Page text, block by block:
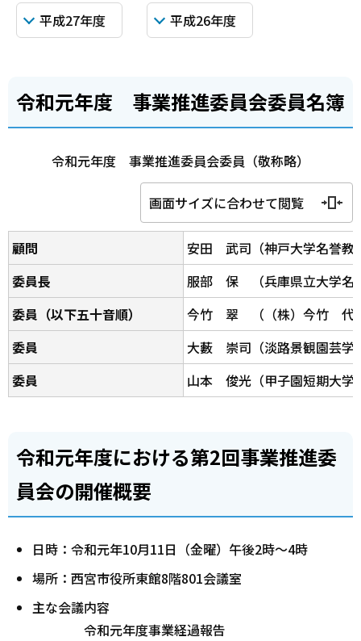
平成27年度 平成26年度
令和元年度 事業推進委員会委員名簿
令和元年度 事業推進委員会委員（敬称略）
画面サイズに合わせて閲覧
顧問
安田 武司（神戸大学名誉教
委員長
服部 保 （兵庫県立大学名
委員（以下五十音順）
今竹 翠 （（株）今竹 代
委員
大藪 崇司（淡路景観園芸学
委員
山本 俊光（甲子園短期大学
令和元年度における第2回事業推進委
員会の開催概要
日時：令和元年10月11日（金曜）午後2時～4時
場所：西宮市役所東館8階801会議室
主な会議内容
令和元年度事業経過報告